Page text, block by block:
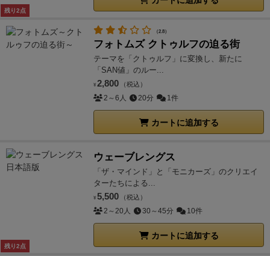
残り2点
（2.8）
フォトムズ クトゥルフの迫る街
テーマを「クトゥルフ」に変換し、新たに
「SAN値」のルー...
¥ 2,800 （税込）
2～6人 20分 1件
カートに追加する
残り2点
ウェーブレングス
「ザ・マインド」と「モニカーズ」のクリエイ
ターたちによる...
¥ 5,500 （税込）
2～20人 30～45分 10件
カートに追加する